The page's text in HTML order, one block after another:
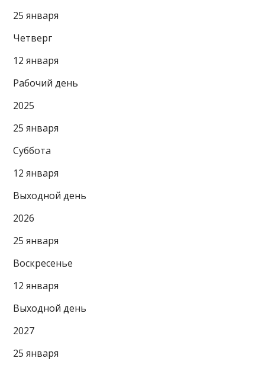
25 января
Четверг
12 января
Рабочий день
2025
25 января
Суббота
12 января
Выходной день
2026
25 января
Воскресенье
12 января
Выходной день
2027
25 января